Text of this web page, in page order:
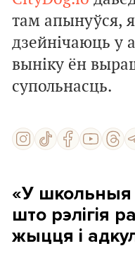
там апынуўся,
дзейнічаюць у
выніку ён
супольнасць.
«У школьныя
што рэлігія
жыцця і